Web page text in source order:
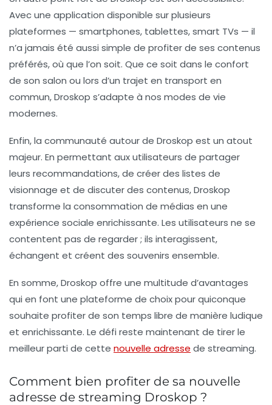
Avec une application disponible sur plusieurs
plateformes — smartphones, tablettes, smart TVs — il
n’a jamais été aussi simple de profiter de ses contenus
préférés, où que l’on soit. Que ce soit dans le confort
de son salon ou lors d’un trajet en transport en
commun, Droskop s’adapte à nos modes de vie
modernes.
Enfin, la communauté autour de Droskop est un atout
majeur. En permettant aux utilisateurs de partager
leurs recommandations, de créer des listes de
visionnage et de discuter des contenus, Droskop
transforme la consommation de médias en une
expérience sociale enrichissante. Les utilisateurs ne se
contentent pas de regarder ; ils interagissent,
échangent et créent des souvenirs ensemble.
En somme, Droskop offre une multitude d’avantages
qui en font une plateforme de choix pour quiconque
souhaite profiter de son temps libre de manière ludique
et enrichissante. Le défi reste maintenant de tirer le
meilleur parti de cette nouvelle adresse de streaming.
Comment bien profiter de sa nouvelle
adresse de streaming Droskop ?